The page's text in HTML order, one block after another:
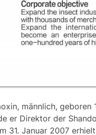
männlich,
er Direktor der
31. Januar 2007